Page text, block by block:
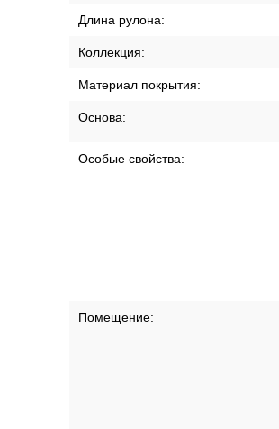
Длина рулона:
Коллекция:
Материал покрытия:
Основа:
Особые свойства:
Помещение: